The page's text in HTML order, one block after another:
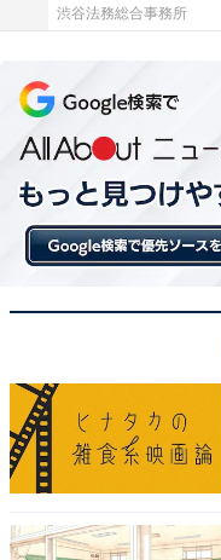
渋谷法務総合事務所